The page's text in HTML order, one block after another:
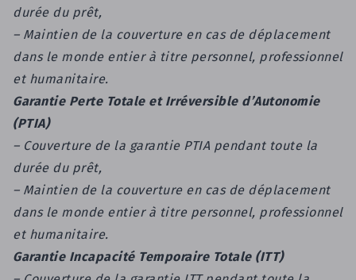
durée du prêt,
– Maintien de la couverture en cas de déplacement
dans le monde entier à titre personnel, professionnel
et humanitaire.
Garantie Perte Totale et Irréversible d’Autonomie
(PTIA)
– Couverture de la garantie PTIA pendant toute la
durée du prêt,
– Maintien de la couverture en cas de déplacement
dans le monde entier à titre personnel, professionnel
et humanitaire.
Garantie Incapacité Temporaire Totale (ITT)